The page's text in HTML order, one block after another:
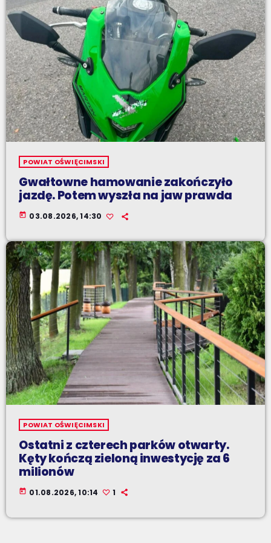
POWIAT OŚWIĘCIMSKI
Gwałtowne hamowanie zakończyło
jazdę. Potem wyszła na jaw prawda
today 03.08.2026, 14:30
POWIAT OŚWIĘCIMSKI
Ostatni z czterech parków otwarty.
Kęty kończą zieloną inwestycję za 6
milionów
today 01.08.2026, 10:14 1